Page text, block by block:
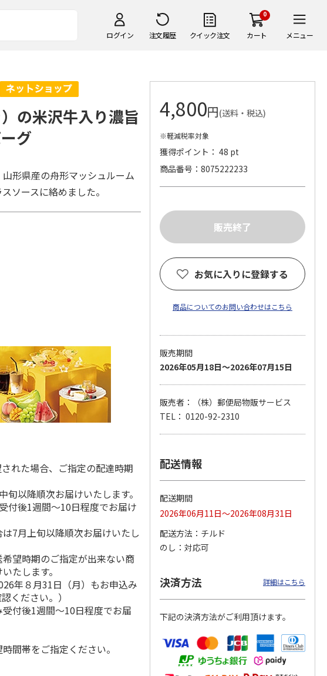
ログイン 注文履歴 クイック注文
0
カート メニュー
にんべん「だしがゆ
リゾット風トマト
味」×20個
宮崎県産黒毛和牛と
黒豚のハンバーグ
＜お中元＞黒黒黒ハ
ンバーグ６個
4,680円
宮崎県産黒毛和牛と
黒豚のハンバーグ
５個入
3,000円
(送料・税込)
の米沢牛入り濃旨
グ
形県産の舟形マッシュルーム
ソースに絡めました。
れた場合、ご指定の配達時期
以降順次お届けいたします。
付後1週間～10日程度でお届け
7月上旬以降順次お届けいたし
望時期のご指定が出来ない商
たします。
年８月31日（月）もお申込み
ください。）
付後1週間～10日程度でお届
間帯をご指定ください。
4,800円(送料・税込)
※軽減税率対象
獲得ポイント： 48 pt
商品番号
8075222233
お気に入りに登録する
商品についてのお問い合わせはこちら
販売期間
2026年05月18日～2026年07月15日
販売者：（株）郵便局物販サービス
TEL： 0120-92-2310
配送情報
配送期間
2026年06月11日～2026年08月31日
配送方法
チルド
のし
対応可
決済方法 詳細はこちら
下記の決済方法がご利用頂けます。